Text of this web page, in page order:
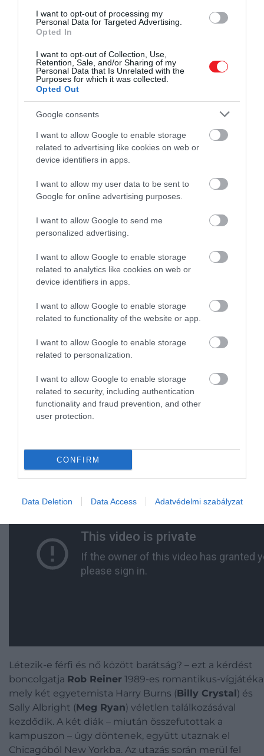
I want to opt-out of processing my
Personal Data for Targeted Advertising.
Opted In
I want to opt-out of Collection, Use,
Retention, Sale, and/or Sharing of my
Personal Data that Is Unrelated with the
Purposes for which it was collected.
Opted Out
Google consents
I want to allow Google to enable storage
related to advertising like cookies on web or
device identifiers in apps.
I want to allow my user data to be sent to
Google for online advertising purposes.
I want to allow Google to send me
personalized advertising.
I want to allow Google to enable storage
related to analytics like cookies on web or
device identifiers in apps.
I want to allow Google to enable storage
related to functionality of the website or app.
I want to allow Google to enable storage
related to personalization.
I want to allow Google to enable storage
related to security, including authentication
functionality and fraud prevention, and other
user protection.
CONFIRM
Data Deletion Data Access Adatvédelmi szabályzat
Ilyen az élet
Ilyen az életegy igazán szerethető és vicces
romantikus-vígjátékJosh Duhamel és
főszereplésével. A történet középpontjában két fiatal
felnőtt, Eric Messer és Holly Berenson áll, akik barátaik
halála után közös felügyeletet kapnak az árván
Holly és Messer eleinte ki nem állhatják egymást, de
rögtönzött szülők egymásba szeretnek, amikor pedig
úgy tűnik, hogy minden elveszhet, megtalálják a
módját, hogy igazi családdá váljanak.
Létezik-e férfi és nő között barátság? – ezt a kérdést
boncolgatja Rob Reiner 1989-es romantikus-
mely két egyetemista Harry Burns (Billy Crystal) és
Sally Albright (Meg Ryan) véletlen találkozásával
kezdődik. A két diák – miután összefutottak a
kampuszon – úgy döntenek, együtt utaznak el
Chicagóból New Yorkba. Az utazás során merül fel